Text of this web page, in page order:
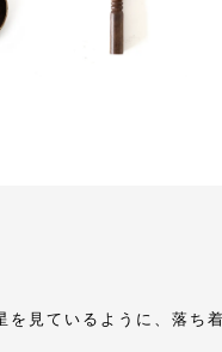
見ているように、落ち